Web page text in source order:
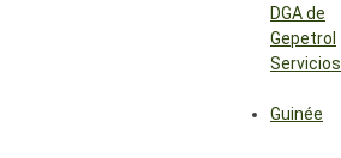
DGA de
Gepetrol
Servicios
Guinée